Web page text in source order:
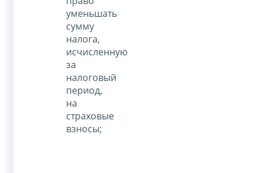
уменьшать
сумму
налога,
исчисленную
за
налоговый
период,
на
страховые
взносы;